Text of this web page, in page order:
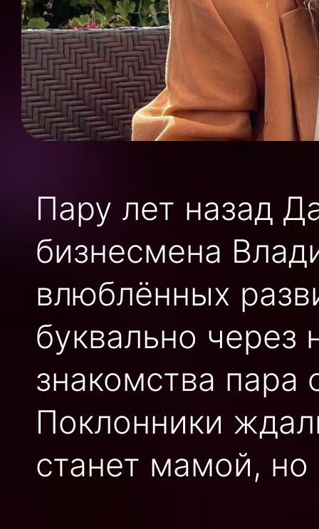
Пару лет назад
бизнесмена
влюблённых
буквально через
знакомства
Поклонники
станет мамой,